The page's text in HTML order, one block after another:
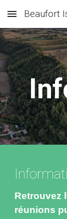
Skip to main
Beaufort
Retrouvez
réunions